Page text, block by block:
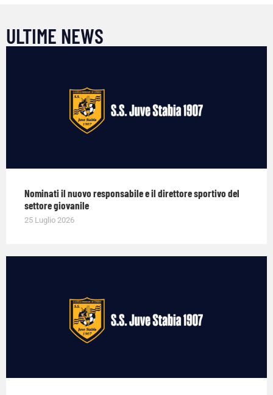
ULTIME NEWS
Nominati il nuovo responsabile e il direttore sportivo del
settore giovanile
25 Luglio 2026